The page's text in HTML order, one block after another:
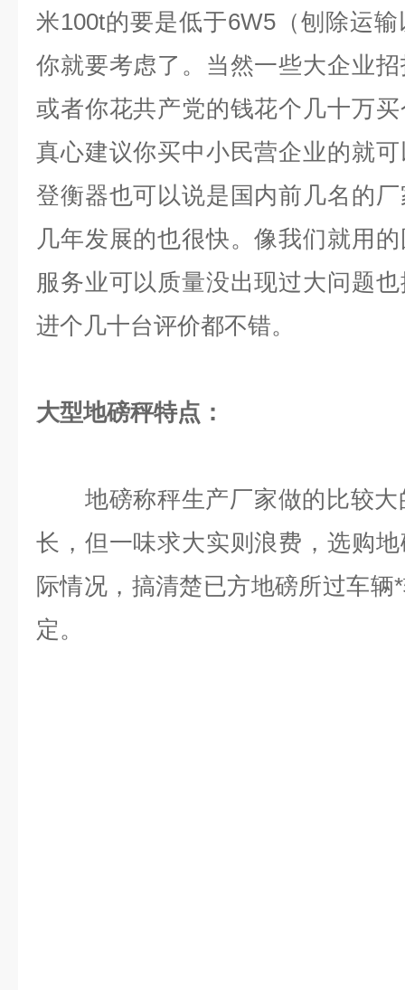
米100t的要是低于6W5（刨除运
你就要考虑了。当然一些大企业
或者你花共产党的钱花个几十万
真心建议你买中小民营企业的就
登衡器也可以说是国内前几名的
几年发展的也很快。像我们就用
服务业可以质量没出现过大问题
进个几十台评价都不错。
大型地磅秤特点：
地磅称秤生产厂家做的比较大
长，但一味求大实则浪费，选购
际情况，搞清楚已方地磅所过车
定。